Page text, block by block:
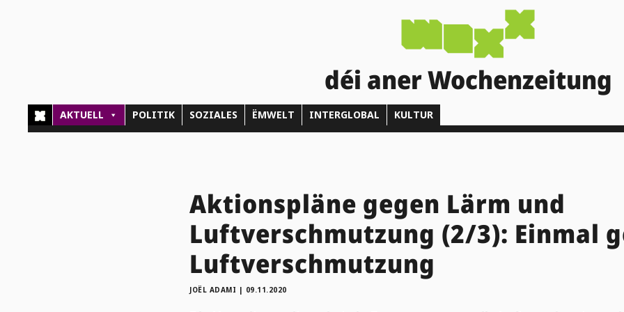
déi aner Wochenzeitung
AKTUELL POLITIK SOZIALES ËMWELT INTERGLOBAL KULTUR
Aktionspläne gegen Lärm und
Luftverschmutzung (2/3): Einmal
Luftverschmutzung
JOËL ADAMI | 09.11.2020